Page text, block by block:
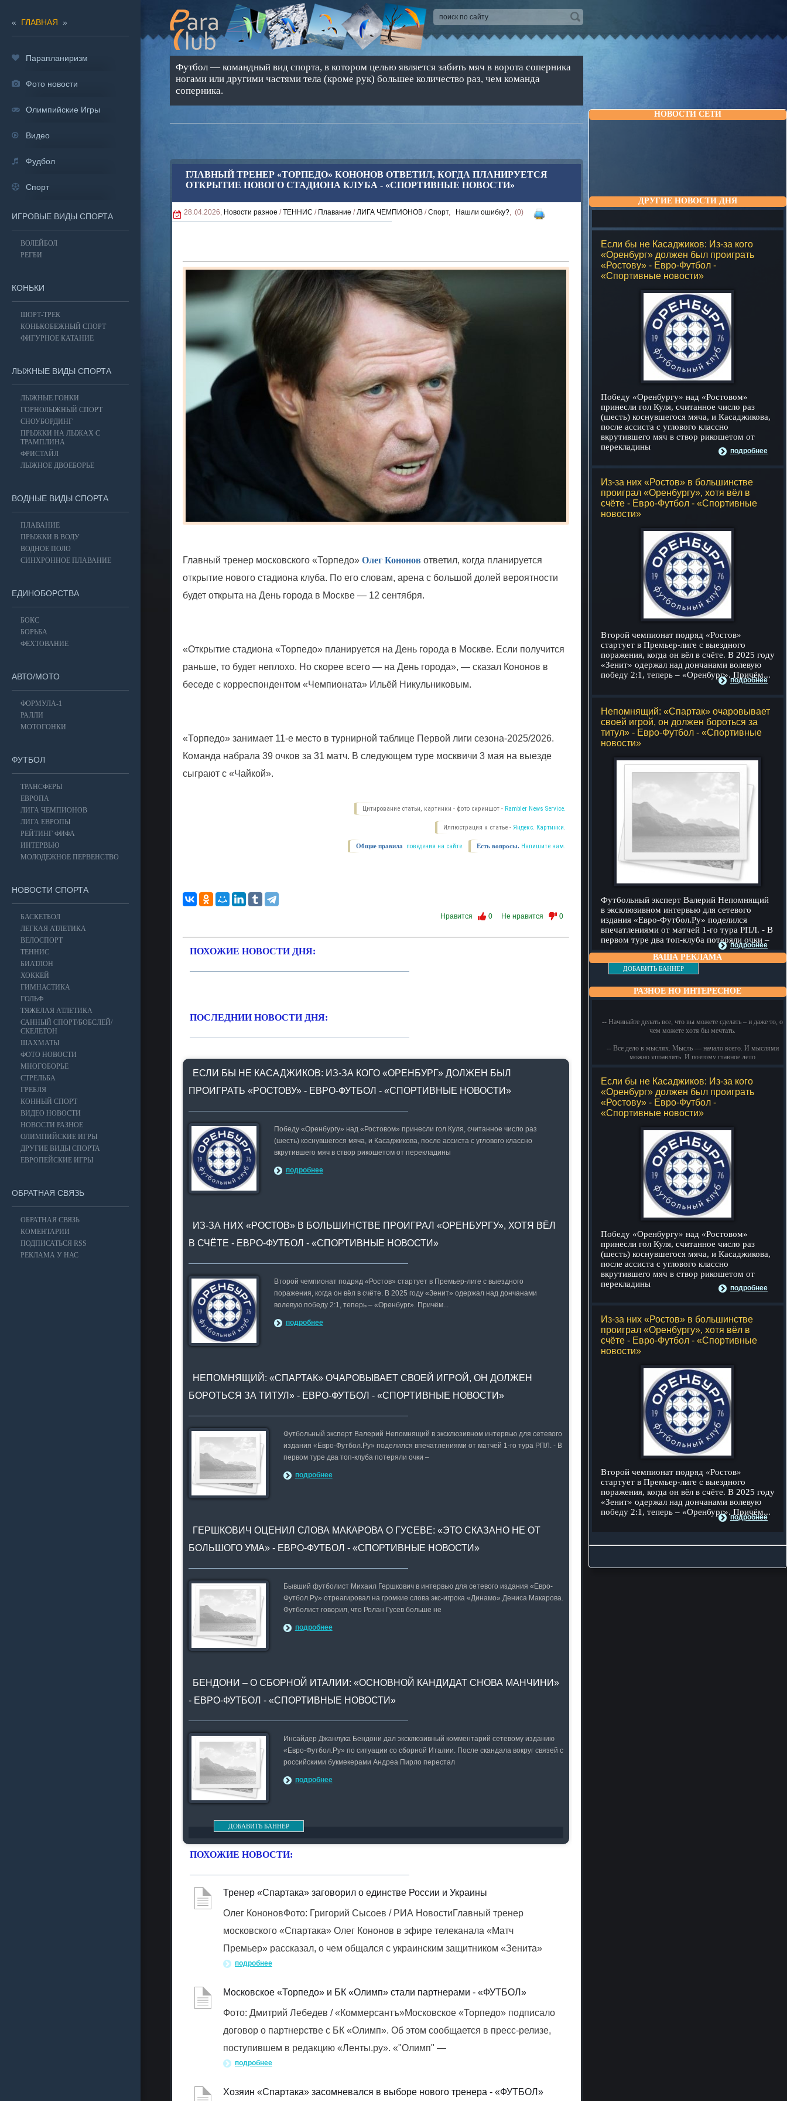
НОВОСТИ СЕТИ
ДРУГИЕ НОВОСТИ ДНЯ
Если бы не Касаджиков: Из-за кого
«Оренбург» должен был проиграть
«Ростову» - Евро-Футбол -
«Спортивные новости»
Победу «Оренбургу» над «Ростовом»
принесли гол Куля, считанное число раз
(шесть) коснувшегося мяча, и Касаджикова,
после ассиста с углового классно
вкрутившего мяч в створ рикошетом от
перекладины
подробнее
Из-за них «Ростов» в большинстве
проиграл «Оренбургу», хотя вёл в
счёте - Евро-Футбол - «Спортивные
новости»
Второй чемпионат подряд «Ростов»
стартует в Премьер-лиге с выездного
поражения, когда он вёл в счёте. В 2025 году
«Зенит» одержал над дончанами волевую
победу 2:1, теперь – «Оренбург». Причём...
подробнее
Непомнящий: «Спартак» очаровывает
своей игрой, он должен бороться за
титул» - Евро-Футбол - «Спортивные
новости»
Футбольный эксперт Валерий Непомнящий
в эксклюзивном интервью для сетевого
издания «Евро-Футбол.Ру» поделился
впечатлениями от матчей 1-го тура РПЛ. - В
первом туре два топ-клуба потеряли очки –
подробнее
ВАША РЕКЛАМА
ДОБАВИТЬ БАННЕР
РАЗНОЕ НО ИНТЕРЕСНОЕ
-- Начинайте делать все, что вы можете сделать – и даже то, о
чем можете хотя бы мечтать.
-- Все дело в мыслях. Мысль — начало всего. И мыслями
можно управлять. И поэтому главное дело
-- Идите уверенно по направлению к мечте. Живите той
жизнью, которую вы сами себе придумали.
-- Самое большое богатство — это ум. Самая большая
нищета — глупость. Из всех страхов самый пугающий —
самолюбование.
-- Лучшее, что можно сделать с хорошим советом, это
пропустить его мимо ушей. Он никогда не бывает полезен
никому, кроме того, кто его дал.
-- Люблю давать советы и очень не люблю, когда их дают
мне.
Если бы не Касаджиков: Из-за кого
«Оренбург» должен был проиграть
«Ростову» - Евро-Футбол -
«Спортивные новости»
Победу «Оренбургу» над «Ростовом»
принесли гол Куля, считанное число раз
(шесть) коснувшегося мяча, и Касаджикова,
после ассиста с углового классно
вкрутившего мяч в створ рикошетом от
перекладины
подробнее
Из-за них «Ростов» в большинстве
проиграл «Оренбургу», хотя вёл в
счёте - Евро-Футбол - «Спортивные
новости»
Второй чемпионат подряд «Ростов»
стартует в Премьер-лиге с выездного
поражения, когда он вёл в счёте. В 2025 году
«Зенит» одержал над дончанами волевую
победу 2:1, теперь – «Оренбург». Причём...
подробнее
Футбол — командный вид спорта, в котором целью является забить мяч в ворота соперника
ногами или другими частями тела (кроме рук) большее количество раз, чем команда
соперника.
ГЛАВНЫЙ ТРЕНЕР «ТОРПЕДО» КОНОНОВ ОТВЕТИЛ, КОГДА ПЛАНИРУЕТСЯ
ОТКРЫТИЕ НОВОГО СТАДИОНА КЛУБА - «СПОРТИВНЫЕ НОВОСТИ»
28.04.2026, Новости разное /ТЕННИС / Плавание /ЛИГА ЧЕМПИОНОВ /Спорт, Нашли ошибку?, (0)
Главный тренер московского «Торпедо» Олег Кононов ответил, когда планируется
открытие нового стадиона клуба. По его словам, арена с большой долей вероятности
будет открыта на День города в Москве — 12 сентября.
«Открытие стадиона «Торпедо» планируется на День города в Москве. Если получится
раньше, то будет неплохо. Но скорее всего — на День города», — сказал Кононов в
беседе с корреспондентом «Чемпионата» Ильёй Никульниковым.
«Торпедо» занимает 11-е место в турнирной таблице Первой лиги сезона-2025/2026.
Команда набрала 39 очков за 31 матч. В следующем туре москвичи 3 мая на выезде
сыграют с «Чайкой».
Цитирование статьи, картинки - фото скриншот - Rambler News Service.
Иллюстрация к статье - Яндекс. Картинки.
Есть вопросы. Напишите нам.
Общие правила поведения на сайте.
Нравится 0 Не нравится 0
ПОХОЖИЕ НОВОСТИ ДНЯ:
ПОСЛЕДНИИ НОВОСТИ ДНЯ:
ЕСЛИ БЫ НЕ КАСАДЖИКОВ: ИЗ-ЗА КОГО «ОРЕНБУРГ» ДОЛЖЕН БЫЛ
ПРОИГРАТЬ «РОСТОВУ» - ЕВРО-ФУТБОЛ - «СПОРТИВНЫЕ НОВОСТИ»
Победу «Оренбургу» над «Ростовом» принесли гол Куля, считанное число раз
(шесть) коснувшегося мяча, и Касаджикова, после ассиста с углового классно
вкрутившего мяч в створ рикошетом от перекладины
подробнее
ИЗ-ЗА НИХ «РОСТОВ» В БОЛЬШИНСТВЕ ПРОИГРАЛ «ОРЕНБУРГУ», ХОТЯ ВЁЛ
В СЧЁТЕ - ЕВРО-ФУТБОЛ - «СПОРТИВНЫЕ НОВОСТИ»
Второй чемпионат подряд «Ростов» стартует в Премьер-лиге с выездного
поражения, когда он вёл в счёте. В 2025 году «Зенит» одержал над дончанами
волевую победу 2:1, теперь – «Оренбург». Причём...
подробнее
НЕПОМНЯЩИЙ: «СПАРТАК» ОЧАРОВЫВАЕТ СВОЕЙ ИГРОЙ, ОН ДОЛЖЕН
БОРОТЬСЯ ЗА ТИТУЛ» - ЕВРО-ФУТБОЛ - «СПОРТИВНЫЕ НОВОСТИ»
Футбольный эксперт Валерий Непомнящий в эксклюзивном интервью для сетевого
издания «Евро-Футбол.Ру» поделился впечатлениями от матчей 1-го тура РПЛ. - В
первом туре два топ-клуба потеряли очки –
подробнее
ГЕРШКОВИЧ ОЦЕНИЛ СЛОВА МАКАРОВА О ГУСЕВЕ: «ЭТО СКАЗАНО НЕ ОТ
БОЛЬШОГО УМА» - ЕВРО-ФУТБОЛ - «СПОРТИВНЫЕ НОВОСТИ»
Бывший футболист Михаил Гершкович в интервью для сетевого издания «Евро-
Футбол.Ру» отреагировал на громкие слова экс-игрока «Динамо» Дениса Макарова.
Футболист говорил, что Ролан Гусев больше не
подробнее
БЕНДОНИ – О СБОРНОЙ ИТАЛИИ: «ОСНОВНОЙ КАНДИДАТ СНОВА МАНЧИНИ»
- ЕВРО-ФУТБОЛ - «СПОРТИВНЫЕ НОВОСТИ»
Инсайдер Джанлука Бендони дал эксклюзивный комментарий сетевому изданию
«Евро-Футбол.Ру» по ситуации со сборной Италии. После скандала вокруг связей с
российскими букмекерами Андреа Пирло перестал
подробнее
ДОБАВИТЬ БАННЕР
ПОХОЖИЕ НОВОСТИ:
Тренер «Спартака» заговорил о единстве России и Украины
Олег КононовФото: Григорий Сысоев / РИА НовостиГлавный тренер
московского «Спартака» Олег Кононов в эфире телеканала «Матч
Премьер» рассказал, о чем общался с украинским защитником «Зенита»
подробнее
Московское «Торпедо» и БК «Олимп» стали партнерами - «ФУТБОЛ»
Фото: Дмитрий Лебедев / «Коммерсантъ»Московское «Торпедо» подписало
договор о партнерстве с БК «Олимп». Об этом сообщается в пресс-релизе,
поступившем в редакцию «Ленты.ру». «"Олимп" —
подробнее
Хозяин «Спартака» засомневался в выборе нового тренера - «ФУТБОЛ»
« ГЛАВНАЯ »
Парапланиризм
Фото новости
Олимпийские Игры
Видео
Фудбол
Спорт
ИГРОВЫЕ ВИДЫ СПОРТА
ВОЛЕЙБОЛ
РЕГБИ
КОНЬКИ
ШОРТ-ТРЕК
КОНЬКОБЕЖНЫЙ СПОРТ
ФИГУРНОЕ КАТАНИЕ
ЛЫЖНЫЕ ВИДЫ СПОРТА
ЛЫЖНЫЕ ГОНКИ
ГОРНОЛЫЖНЫЙ СПОРТ
СНОУБОРДИНГ
ПРЫЖКИ НА ЛЫЖАХ С
ТРАМПЛИНА
ФРИСТАЙЛ
ЛЫЖНОЕ ДВОЕБОРЬЕ
ВОДНЫЕ ВИДЫ СПОРТА
ПЛАВАНИЕ
ПРЫЖКИ В ВОДУ
ВОДНОЕ ПОЛО
СИНХРОННОЕ ПЛАВАНИЕ
ЕДИНОБОРСТВА
БОКС
БОРЬБА
ФЕХТОВАНИЕ
АВТО/МОТО
ФОРМУЛА-1
РАЛЛИ
МОТОГОНКИ
ФУТБОЛ
ТРАНСФЕРЫ
ЕВРОПА
ЛИГА ЧЕМПИОНОВ
ЛИГА ЕВРОПЫ
РЕЙТИНГ ФИФА
ИНТЕРВЬЮ
МОЛОДЕЖНОЕ ПЕРВЕНСТВО
НОВОСТИ СПОРТА
БАСКЕТБОЛ
ЛЕГКАЯ АТЛЕТИКА
ВЕЛОСПОРТ
ТЕННИС
БИАТЛОН
ХОККЕЙ
ГИМНАСТИКА
ГОЛЬФ
ТЯЖЕЛАЯ АТЛЕТИКА
САННЫЙ СПОРТ/БОБСЛЕЙ/
СКЕЛЕТОН
ШАХМАТЫ
ФОТО НОВОСТИ
МНОГОБОРЬЕ
СТРЕЛЬБА
ГРЕБЛЯ
КОННЫЙ СПОРТ
ВИДЕО НОВОСТИ
НОВОСТИ РАЗНОЕ
ОЛИМПИЙСКИЕ ИГРЫ
ДРУГИЕ ВИДЫ СПОРТА
ЕВРОПЕЙСКИЕ ИГРЫ
ОБРАТНАЯ СВЯЗЬ
ОБРАТНАЯ СВЯЗЬ
КОМЕНТАРИИ
ПОДПИСАТЬСЯ RSS
РЕКЛАМА У НАС